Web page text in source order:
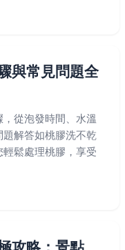
與常見問題全
從泡發時間、水溫
解答如桃膠洗不乾
鬆處理桃膠，享受